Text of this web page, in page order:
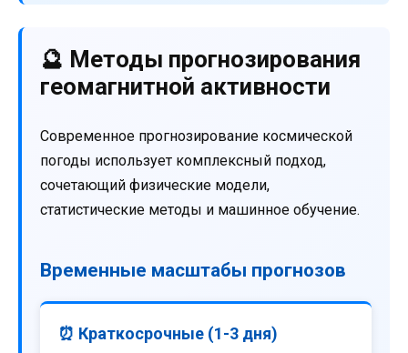
🔮 Методы прогнозирования
геомагнитной активности
Современное прогнозирование космической
погоды использует комплексный подход,
сочетающий физические модели,
статистические методы и машинное обучение.
Временные масштабы прогнозов
⏰ Краткосрочные (1-3 дня)